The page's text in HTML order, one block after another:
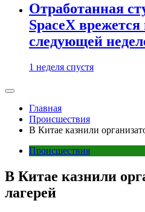
Отработанная
SpaceX
следующей
1 неделя спустя
Главная
Происшествия
В Китае казнили
Происшествия
В Китае казнили
лагерей